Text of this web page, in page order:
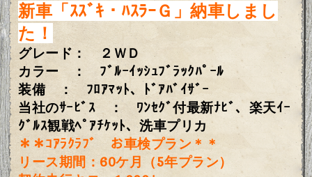
新車「ｽｽﾞｷ・ﾊｽﾗｰＧ」納車しまし
た！
グレード： ２ＷＤ
カラー ： ﾌﾞﾙｰｲｯｼｭﾌﾞﾗｯｸﾊﾟｰﾙ
装備 ： ﾌﾛｱﾏｯﾄ、ﾄﾞｱﾊﾞｲｻﾞｰ
当社のｻｰﾋﾞｽ ： ﾜﾝｾｸﾞ付最新ﾅﾋﾞ、楽天ｲｰ
ｸﾞﾙｽ観戦ﾍﾟｱﾁｹｯﾄ、洗車プリカ
＊＊ｺｱﾗｸﾗﾌﾞ お車検プラン＊＊
リース期間：60ケ月（5年プラン）